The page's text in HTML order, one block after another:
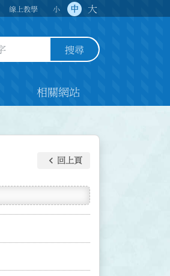
線上教學 小 中 大
搜尋
相關網站
keyboard_arrow_left 回上頁